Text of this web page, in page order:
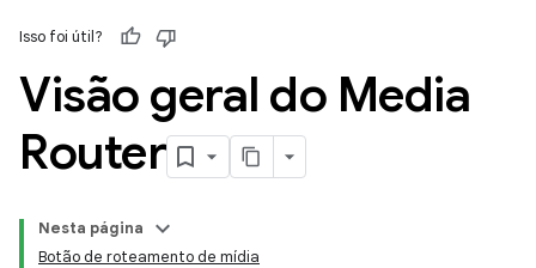
Isso foi útil?
Visão geral do Media
Router
Nesta página
Botão de roteamento de mídia